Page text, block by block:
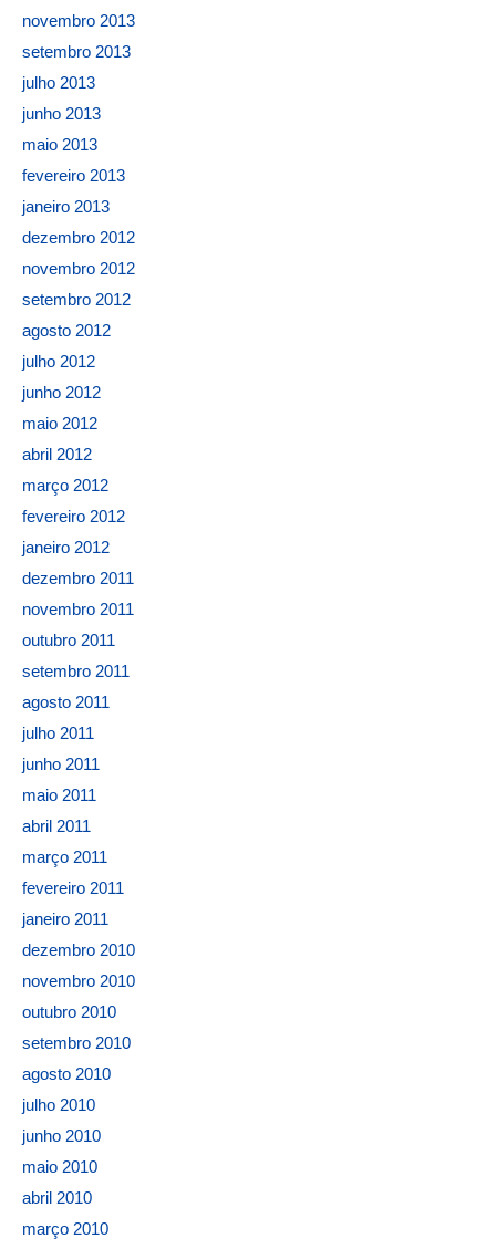
novembro 2013
setembro 2013
julho 2013
junho 2013
maio 2013
fevereiro 2013
janeiro 2013
dezembro 2012
novembro 2012
setembro 2012
agosto 2012
julho 2012
junho 2012
maio 2012
abril 2012
março 2012
fevereiro 2012
janeiro 2012
dezembro 2011
novembro 2011
outubro 2011
setembro 2011
agosto 2011
julho 2011
junho 2011
maio 2011
abril 2011
março 2011
fevereiro 2011
janeiro 2011
dezembro 2010
novembro 2010
outubro 2010
setembro 2010
agosto 2010
julho 2010
junho 2010
maio 2010
abril 2010
março 2010